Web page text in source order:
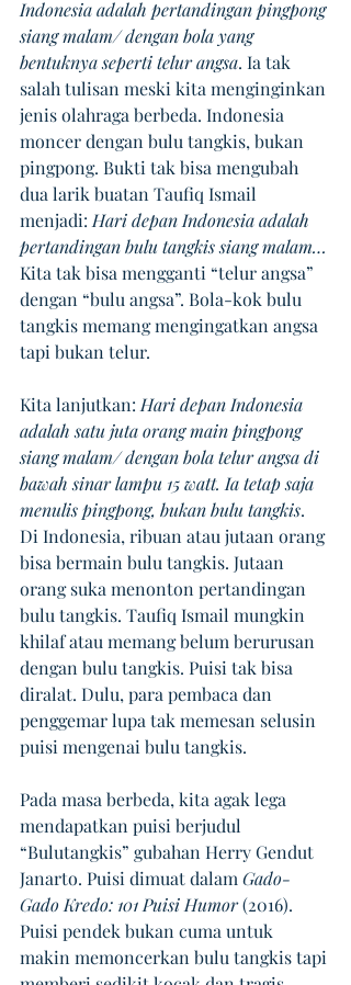
Indonesia adalah pertandingan pingpong
siang malam/ dengan bola yang
bentuknya seperti telur angsa. Ia tak
salah tulisan meski kita menginginkan
jenis olahraga berbeda. Indonesia
moncer dengan bulu tangkis, bukan
pingpong. Bukti tak bisa mengubah
dua larik buatan Taufiq Ismail
menjadi: Hari depan Indonesia adalah
pertandingan bulu tangkis siang malam…
Kita tak bisa mengganti “telur angsa”
dengan “bulu angsa”. Bola-kok bulu
tangkis memang mengingatkan angsa
tapi bukan telur.
Kita lanjutkan: Hari depan Indonesia
adalah satu juta orang main pingpong
siang malam/ dengan bola telur angsa di
bawah sinar lampu 15 watt. Ia tetap saja
menulis pingpong, bukan bulu tangkis.
Di Indonesia, ribuan atau jutaan orang
bisa bermain bulu tangkis. Jutaan
orang suka menonton pertandingan
bulu tangkis. Taufiq Ismail mungkin
khilaf atau memang belum berurusan
dengan bulu tangkis. Puisi tak bisa
diralat. Dulu, para pembaca dan
penggemar lupa tak memesan selusin
puisi mengenai bulu tangkis.
Pada masa berbeda, kita agak lega
mendapatkan puisi berjudul
“Bulutangkis” gubahan Herry Gendut
Janarto. Puisi dimuat dalam Gado-
Gado Kredo: 101 Puisi Humor (2016).
Puisi pendek bukan cuma untuk
makin memoncerkan bulu tangkis tapi